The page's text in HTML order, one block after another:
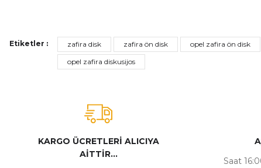
Ürün açıklamasında eksik bilgiler bulunuyor.
Ürün bilgilerinde hatalar bulunuyor.
Etiketler : zafira disk zafira ön disk opel zafira ön disk
opel zafira diskusijos
KARGO ÜCRETLERİ ALICIYA
AİTTİR...
Saat